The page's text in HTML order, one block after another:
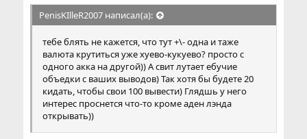
PenisKIlleR2007 написал(а):
тебе блять не кажется, что тут +\- одна и таже
валюта крутиться уже хуево-кукуево? просто с
одного акка на другой)) А свит лутает ебучие
объедки с ваших выводов) Так хотя бы будете 20
кидать, чтобы свои 100 вывести) Глядшь у него
интерес проснется что-то кроме аден лэнда
открывать))